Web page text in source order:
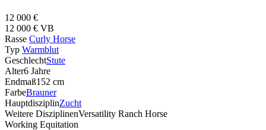
12 000 €
12 000 € VB
Rasse Curly Horse
Typ Warmblut
GeschlechtStute
Alter6 Jahre
Endmaß152 cm
FarbeBrauner
HauptdisziplinZucht
Weitere DisziplinenVersatility Ranch Horse
Working Equitation